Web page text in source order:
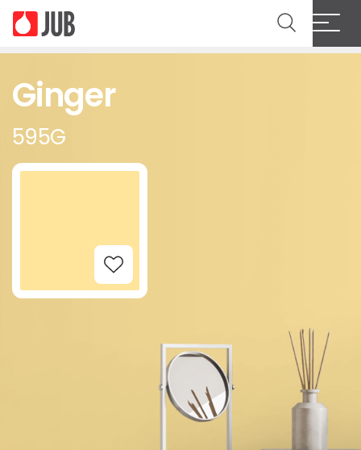
Ginger
595G
Add to Wishlist